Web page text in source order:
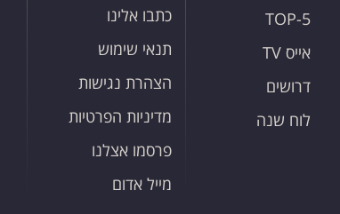
TOP-5
אייס TV
דרושים
לוח שנה
כתבו אלינו
תנאי שימוש
הצהרת נגישות
מדיניות הפרטיות
פרסמו אצלנו
מייל אדום